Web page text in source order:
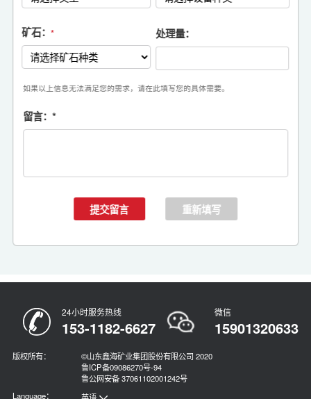
矿石： * 处理量：
如果以上信息无法满足您的需求，请在此填写您的具体需要。
留言：*
24小时服务热线
153-1182-6627
微信
15901320633
版权所有：
©山东鑫海矿业集团股份有限公司 2020
鲁ICP备09086270号-94
鲁公网安备 37061102001242号
Language：
英语